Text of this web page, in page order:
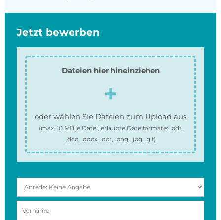
Jetzt bewerben
Dateien hier hineinziehen
oder wählen Sie Dateien zum Upload aus
(max. 10 MBje Datei, erlaubte Dateiformate: .pdf,
.doc, .docx, .odt, .png, .jpg, .gif)